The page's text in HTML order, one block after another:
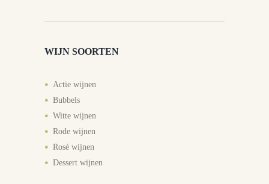
WIJN SOORTEN
Actie wijnen
Bubbels
Witte wijnen
Rode wijnen
Rosé wijnen
Dessert wijnen